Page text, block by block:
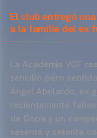
El club entregó
a la familia del ex
La Academia VCF
sencillo pero
Ángel Abelardo, ex
recientemente
de Copa y un
sesenta y setenta